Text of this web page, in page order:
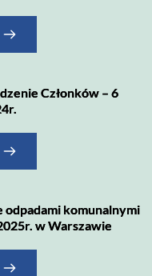
Członków – 6
odpadami komunalnymi
w Warszawie